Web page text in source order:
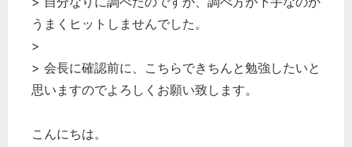
うまくヒットしませんでした。
>
> 会長に確認前に、こちらできちんと勉強したいと
思いますのでよろしくお願い致します。
こんにちは。